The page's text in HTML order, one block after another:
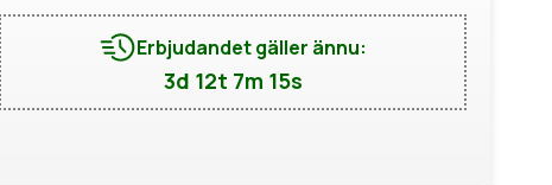
Erbjudandet gäller ännu:
3d 12t 7m 15s